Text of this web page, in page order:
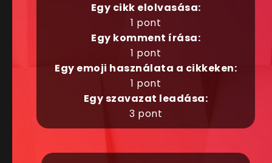
Egy cikk elolvasása:
1 pont
Egy komment írása:
1 pont
Egy emoji használata a cikkeken:
1 pont
Egy szavazat leadása:
3 pont